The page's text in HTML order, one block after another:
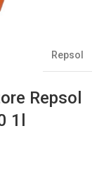
Repsol
Repsol
1l